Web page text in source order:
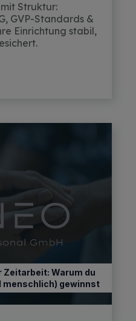
Struktur:
GVP-Standards &
Einrichtung stabil,
Zeitarbeit: Warum du
menschlich) gewinnst